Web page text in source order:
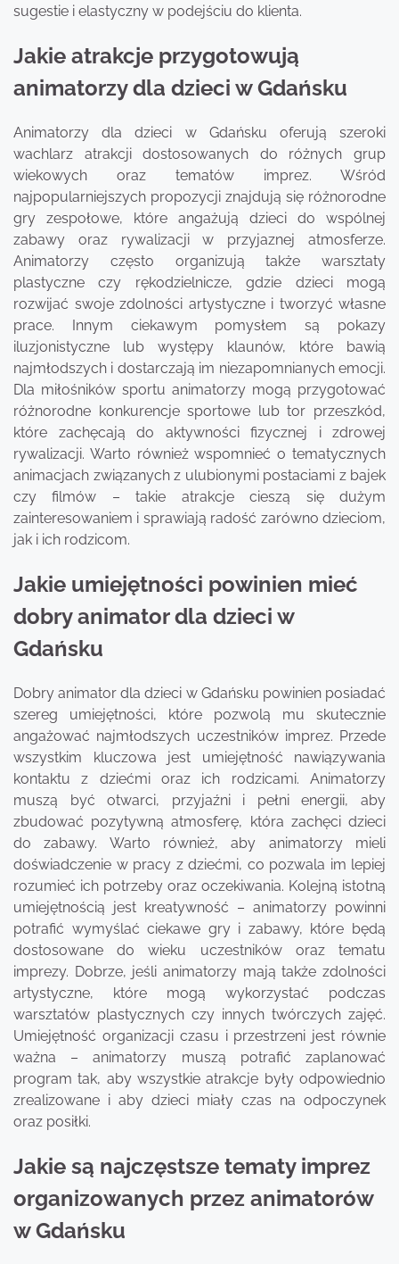
sugestie i elastyczny w podejściu do klienta.
Jakie atrakcje przygotowują
animatorzy dla dzieci w Gdańsku
Animatorzy dla dzieci w Gdańsku oferują szeroki
wachlarz atrakcji dostosowanych do różnych grup
wiekowych oraz tematów imprez. Wśród
najpopularniejszych propozycji znajdują się różnorodne
gry zespołowe, które angażują dzieci do wspólnej
zabawy oraz rywalizacji w przyjaznej atmosferze.
Animatorzy często organizują także warsztaty
plastyczne czy rękodzielnicze, gdzie dzieci mogą
rozwijać swoje zdolności artystyczne i tworzyć własne
prace. Innym ciekawym pomysłem są pokazy
iluzjonistyczne lub występy klaunów, które bawią
najmłodszych i dostarczają im niezapomnianych emocji.
Dla miłośników sportu animatorzy mogą przygotować
różnorodne konkurencje sportowe lub tor przeszkód,
które zachęcają do aktywności fizycznej i zdrowej
rywalizacji. Warto również wspomnieć o tematycznych
animacjach związanych z ulubionymi postaciami z bajek
czy filmów – takie atrakcje cieszą się dużym
zainteresowaniem i sprawiają radość zarówno dzieciom,
jak i ich rodzicom.
Jakie umiejętności powinien mieć
dobry animator dla dzieci w
Gdańsku
Dobry animator dla dzieci w Gdańsku powinien posiadać
szereg umiejętności, które pozwolą mu skutecznie
angażować najmłodszych uczestników imprez. Przede
wszystkim kluczowa jest umiejętność nawiązywania
kontaktu z dziećmi oraz ich rodzicami. Animatorzy
muszą być otwarci, przyjaźni i pełni energii, aby
zbudować pozytywną atmosferę, która zachęci dzieci
do zabawy. Warto również, aby animatorzy mieli
doświadczenie w pracy z dziećmi, co pozwala im lepiej
rozumieć ich potrzeby oraz oczekiwania. Kolejną istotną
umiejętnością jest kreatywność – animatorzy powinni
potrafić wymyślać ciekawe gry i zabawy, które będą
dostosowane do wieku uczestników oraz tematu
imprezy. Dobrze, jeśli animatorzy mają także zdolności
artystyczne, które mogą wykorzystać podczas
warsztatów plastycznych czy innych twórczych zajęć.
Umiejętność organizacji czasu i przestrzeni jest równie
ważna – animatorzy muszą potrafić zaplanować
program tak, aby wszystkie atrakcje były odpowiednio
zrealizowane i aby dzieci miały czas na odpoczynek
oraz posiłki.
Jakie są najczęstsze tematy imprez
organizowanych przez animatorów
w Gdańsku